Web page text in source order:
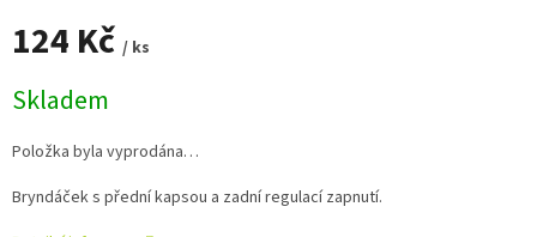
124 Kč / ks
cena:
Skladem
Položka byla vyprodána…
Bryndáček s přední kapsou a zadní regulací zapnutí.